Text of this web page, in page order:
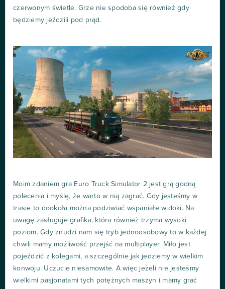
czerwonym świetle. Grze nie spodoba się również gdy
będziemy jeździli pod prąd.
Moim zdaniem gra Euro Truck Simulator 2 jest grą godną
polecenia i myślę, że warto w nią zagrać. Gdy jesteśmy w
trasie to dookoła można podziwiać wspaniałe widoki. Na
uwagę zasługuje grafika, która również trzyma wysoki
poziom. Gdy znudzi nam się tryb jednoosobowy to w każdej
chwili mamy możliwość przejść na multiplayer. Miło jest
pojeździć z kolegami, a szczególnie jak jedziemy w wielkim
konwoju. Uczucie niesamowite. A więc jeżeli nie jesteśmy
wielkimi pasjonatami tych potężnych maszyn i mamy grać